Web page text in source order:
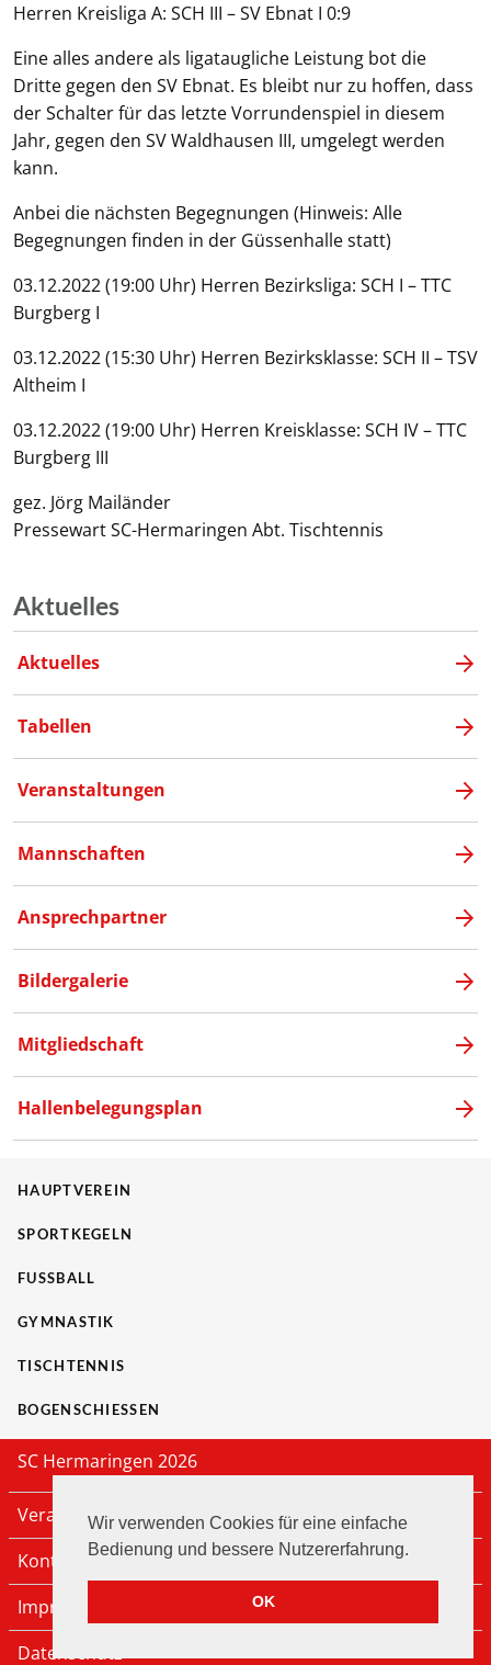
Wir verwenden Cookies für eine einfache
Bedienung und bessere Nutzererfahrung.
OK
Herren Kreisliga A: SCH III – SV Ebnat I 0:9
Eine alles andere als ligataugliche Leistung bot die
Dritte gegen den SV Ebnat. Es bleibt nur zu hoffen, dass
der Schalter für das letzte Vorrundenspiel in diesem
Jahr, gegen den SV Waldhausen III, umgelegt werden
kann.
Anbei die nächsten Begegnungen (Hinweis: Alle
Begegnungen finden in der Güssenhalle statt)
03.12.2022 (19:00 Uhr) Herren Bezirksliga: SCH I – TTC
Burgberg I
03.12.2022 (15:30 Uhr) Herren Bezirksklasse: SCH II – TSV
Altheim I
03.12.2022 (19:00 Uhr) Herren Kreisklasse: SCH IV – TTC
Burgberg III
gez. Jörg Mailänder
Pressewart SC-Hermaringen Abt. Tischtennis
Aktuelles
Aktuelles
Tabellen
Veranstaltungen
Mannschaften
Ansprechpartner
Bildergalerie
Mitgliedschaft
Hallenbelegungsplan
HAUPTVEREIN
SPORTKEGELN
FUSSBALL
GYMNASTIK
TISCHTENNIS
BOGENSCHIESSEN
SC Hermaringen 2026
Veranstaltungen
Kontakt
Impressum
Datenschutz